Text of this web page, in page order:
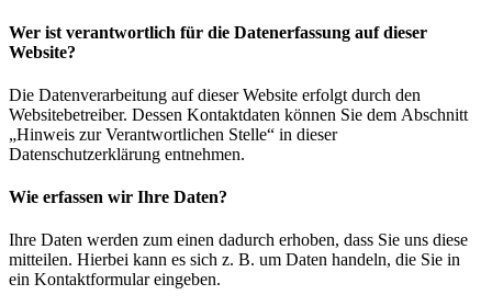
Wer ist verantwortlich für die Datenerfassung auf dieser
Website?
Die Datenverarbeitung auf dieser Website erfolgt durch den
Websitebetreiber. Dessen Kontaktdaten können Sie dem Abschnitt
„Hinweis zur Verantwortlichen Stelle“ in dieser
Datenschutzerklärung entnehmen.
Wie erfassen wir Ihre Daten?
Ihre Daten werden zum einen dadurch erhoben, dass Sie uns diese
mitteilen. Hierbei kann es sich z. B. um Daten handeln, die Sie in
ein Kontaktformular eingeben.